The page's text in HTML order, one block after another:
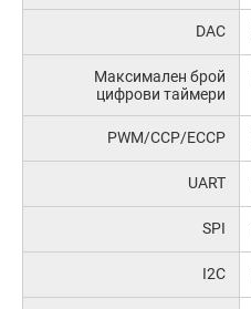
DAC
Максимален брой
цифрови таймери
PWM/CCP/ECCP
UART
SPI
I2C